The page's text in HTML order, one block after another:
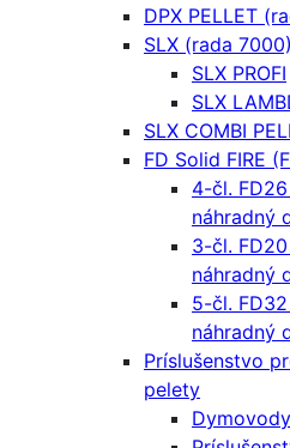
DPX PELLET
SLX (rada 7000)
SLX PROFI
SLX
SLX COMBI
FD Solid FIRE
4-čl. FD26
náhradný
3-čl. FD20
náhradný
5-čl. FD32
náhradný
Príslušenstvo
pelety